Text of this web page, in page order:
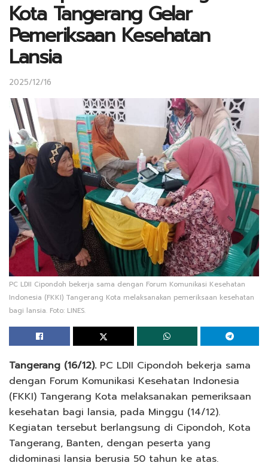
Kota Tangerang Gelar
Pemeriksaan Kesehatan
Lansia
2025/12/16
PC LDII Cipondoh bekerja sama dengan Forum Komunikasi Kesehatan
Indonesia (FKKI) Tangerang Kota melaksanakan pemeriksaan kesehatan
bagi lansia. Foto: LINES.
Tangerang (16/12).PC LDII Cipondoh bekerja sama
dengan Forum Komunikasi Kesehatan Indonesia
(FKKI) Tangerang Kota melaksanakan pemeriksaan
kesehatan bagi lansia, pada Minggu (14/12).
Kegiatan tersebut berlangsung di Cipondoh, Kota
Tangerang, Banten, dengan peserta yang
didominasi lansia berusia 50 tahun ke atas.